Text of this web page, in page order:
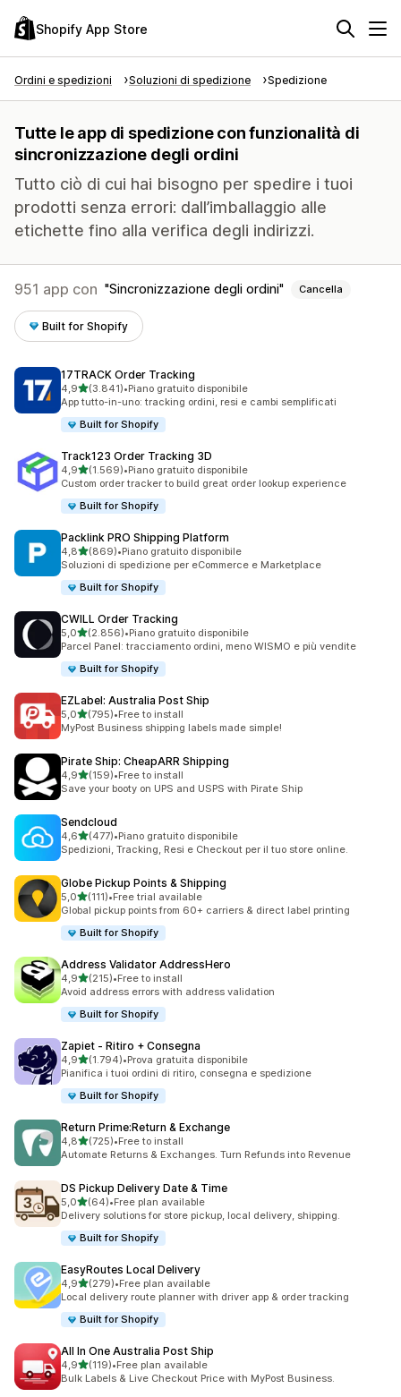
Shopify App Store
Ordini e spedizioni Soluzioni di spedizione Spedizione
Tutte le app di spedizione con funzionalità di
sincronizzazione degli ordini
Tutto ciò di cui hai bisogno per spedire i tuoi
prodotti senza errori: dall’imballaggio alle
etichette fino alla verifica degli indirizzi.
951 app con Sincronizzazione degli ordini Cancella
Built for Shopify
17TRACK Order Tracking
4,9stelle su 5
(3.841)
3841 recensioni totali
•Piano gratuito disponibile
App tutto-in-uno: tracking ordini, resi e cambi semplificati
Built for Shopify
Track123 Order Tracking 3D
4,9stelle su 5
(1.569)
1569 recensioni totali
•Piano gratuito disponibile
Custom order tracker to build great order lookup experience
Built for Shopify
Packlink PRO Shipping Platform
4,8stelle su 5
(869)
869 recensioni totali
•Piano gratuito disponibile
Soluzioni di spedizione per eCommerce e Marketplace
Built for Shopify
CWILL Order Tracking
5,0stelle su 5
(2.856)
2856 recensioni totali
•Piano gratuito disponibile
Parcel Panel: tracciamento ordini, meno WISMO e più vendite
Built for Shopify
EZLabel: Australia Post Ship
5,0stelle su 5
(795)
795 recensioni totali
•Free to install
MyPost Business shipping labels made simple!
Pirate Ship: CheapARR Shipping
4,9stelle su 5
(159)
159 recensioni totali
•Free to install
Save your booty on UPS and USPS with Pirate Ship
Sendcloud
4,6stelle su 5
(477)
477 recensioni totali
•Piano gratuito disponibile
Spedizioni, Tracking, Resi e Checkout per il tuo store online.
Globe Pickup Points & Shipping
5,0stelle su 5
(111)
111 recensioni totali
•Free trial available
Global pickup points from 60+ carriers & direct label printing
Built for Shopify
Address Validator AddressHero
4,9stelle su 5
(215)
215 recensioni totali
•Free to install
Avoid address errors with address validation
Built for Shopify
Zapiet ‑ Ritiro + Consegna
4,9stelle su 5
(1.794)
1794 recensioni totali
•Prova gratuita disponibile
Pianifica i tuoi ordini di ritiro, consegna e spedizione
Built for Shopify
Return Prime:Return & Exchange
4,8stelle su 5
(725)
725 recensioni totali
•Free to install
Automate Returns & Exchanges. Turn Refunds into Revenue
DS Pickup Delivery Date & Time
5,0stelle su 5
(64)
64 recensioni totali
•Free plan available
Delivery solutions for store pickup, local delivery, shipping.
Built for Shopify
EasyRoutes Local Delivery
4,9stelle su 5
(279)
279 recensioni totali
•Free plan available
Local delivery route planner with driver app & order tracking
Built for Shopify
All In One Australia Post Ship
4,9stelle su 5
(119)
119 recensioni totali
•Free plan available
Bulk Labels & Live Checkout Price with MyPost Business.